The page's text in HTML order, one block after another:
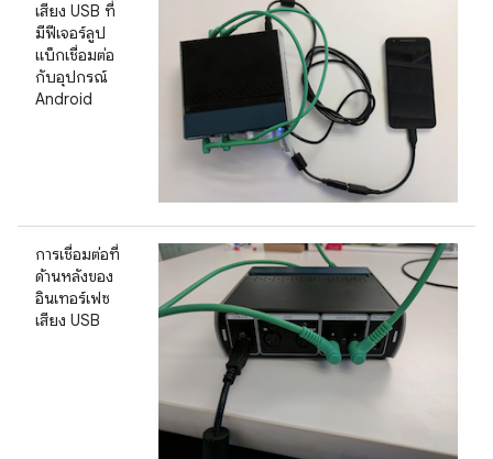
เสียง USB ที่
มีฟีเจอร์ลูป
แบ็กเชื่อมต่อ
กับอุปกรณ์
Android
การเชื่อมต่อที่
ด้านหลังของ
อินเทอร์เฟซ
เสียง USB